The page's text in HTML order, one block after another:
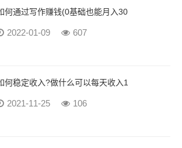
何通过写作赚钱(0基础也能月入30
2022-01-09 607
何稳定收入?做什么可以每天收入1
2021-11-25 106